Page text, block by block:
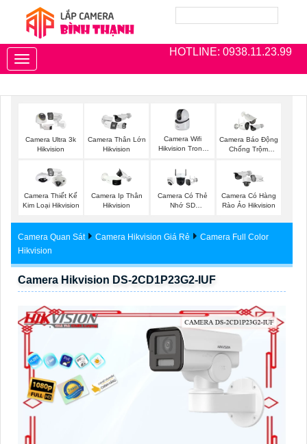
HOTLINE: 0938.11.23.99
Toggle
navigation
Camera Ultra 3k
Hikvision
Camera Thân Lớn
Hikvision
Camera Wifi
Hikvision Trong
Camera Báo Động
Chống Trộm
Camera Thiết Kế
Kim Loại Hikvision
Camera Ip Thân
Hikvision
Camera Có Thẻ
Nhớ SD
Camera Có Hàng
Rào Ảo Hikvision
Camera Quan Sát Camera Hikvision Giá Rẻ
Camera Full Color
Hikvision
Camera Hikvision DS-2CD1P23G2-IUF